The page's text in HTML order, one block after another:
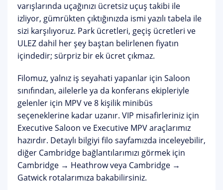
varışlarında uçağınızı ücretsiz uçuş takibi ile
izliyor, gümrükten çıktığınızda ismi yazılı tabela ile
sizi karşılıyoruz. Park ücretleri, geçiş ücretleri ve
ULEZ dahil her şey baştan belirlenen fiyatın
içindedir; sürpriz bir ek ücret çıkmaz.
Filomuz, yalnız iş seyahati yapanlar için Saloon
sınıfından, ailelerle ya da konferans ekipleriyle
gelenler için MPV ve 8 kişilik minibüs
seçeneklerine kadar uzanır. VIP misafirleriniz için
Executive Saloon ve Executive MPVaraçlarımız
hazırdır. Detaylı bilgiyi filo sayfamızda inceleyebilir,
diğer Cambridge bağlantılarımızı görmek için
Cambridge → Heathrowveya Cambridge →
Gatwick rotalarımıza bakabilirsiniz.